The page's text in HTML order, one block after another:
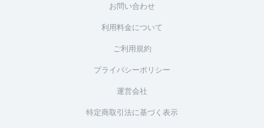
お問い合わせ
利用料金について
ご利用規約
プライバシーポリシー
運営会社
特定商取引法に基づく表示